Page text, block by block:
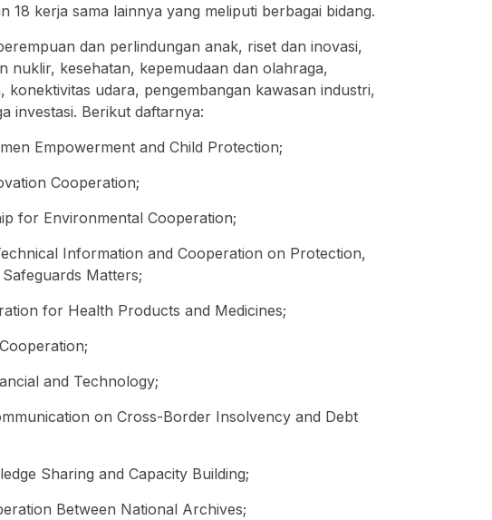
18 kerja sama lainnya yang meliputi berbagai bidang.
dan perlindungan anak, riset dan inovasi,
nuklir, kesehatan, kepemudaan dan olahraga,
konektivitas udara, pengembangan kawasan industri,
investasi. Berikut daftarnya:
Empowerment and Child Protection;
Cooperation;
for Environmental Cooperation;
Information and Cooperation on Protection,
Matters;
for Health Products and Medicines;
and Technology;
on Cross-Border Insolvency and Debt
Sharing and Capacity Building;
Between National Archives;